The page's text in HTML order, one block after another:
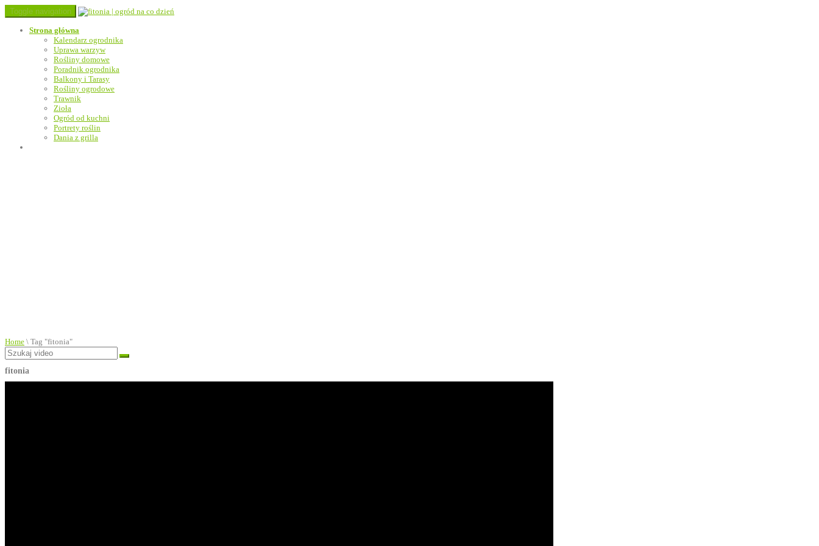
Toggle navigation
Strona główna
Kalendarz ogrodnika
Uprawa warzyw
Rośliny domowe
Poradnik ogrodnika
Balkony i Tarasy
Rośliny ogrodowe
Trawnik
Zioła
Ogród od kuchni
Portrety roślin
Dania z grilla
Home \ Tag "fitonia"
fitonia